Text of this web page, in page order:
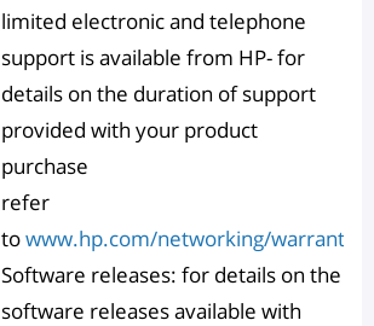
limited electronic and telephone
support is available from HP- for
details on the duration of support
provided with your product
purchase
refer
towww.hp.com/networking/
Software releases: for details on the
software releases available with